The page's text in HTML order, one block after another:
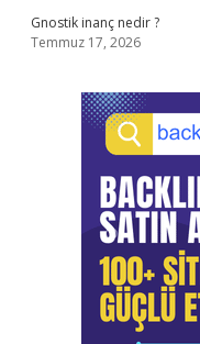
Gnostik inanç nedir ?
Temmuz 17, 2026